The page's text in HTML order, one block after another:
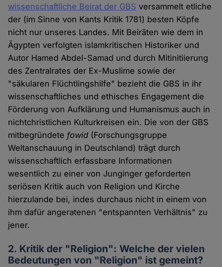
wissenschaftliche Beirat der GBS versammelt etliche
der (im Sinne von Kants Kritik 1781) besten Köpfe
nicht nur unseres Landes. Mit Beiräten wie dem in
Ägypten verfolgten islamkritischen Historiker und
Autor Hamed Abdel-Samad und durch Mitinitiierung
des Zentralrates der Ex-Muslime sowie der
"säkularen Flüchtlingshilfe" bezieht die GBS in ihr
wissenschaftliches und ethisches Engagement die
Förderung von Aufklärung und Humanismus auch in
nichtchristlichen Kulturkreisen ein. Die von der GBS
mitbegründete fowid (Forschungsgruppe
Weltanschauung in Deutschland) trägt durch
wissenschaftlich erfassbare Informationen
wesentlich zu einer von Junginger geforderten
seriösen Kritik auch von Religion und Kirche
hierzulande bei, indes durchaus nicht in einem von
ihm dafür angeratenen "entspannten Verhältnis" zu
jener.
2. Kritik der "Religion": Welche der vielen
Bedeutungen von "Religion" ist gemeint?